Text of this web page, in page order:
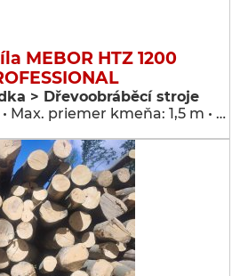
MEBOR HTZ 1200
> Dřevoobráběcí stroje
• Max. priemer kmeňa: 1,5 m • …